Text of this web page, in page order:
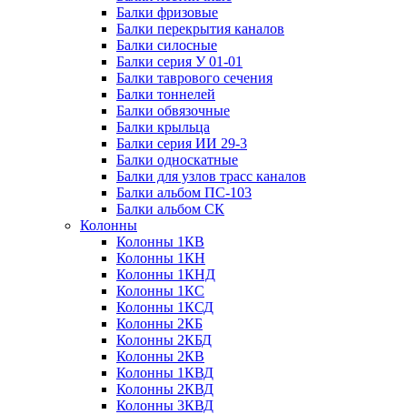
Балки фризовые
Балки перекрытия каналов
Балки силосные
Балки серия У 01-01
Балки таврового сечения
Балки тоннелей
Балки обвязочные
Балки крыльца
Балки серия ИИ 29-3
Балки односкатные
Балки для узлов трасс каналов
Балки альбом ПС-103
Балки альбом СК
Колонны
Колонны 1КВ
Колонны 1КН
Колонны 1КНД
Колонны 1КС
Колонны 1КСД
Колонны 2КБ
Колонны 2КБД
Колонны 2КВ
Колонны 1КВД
Колонны 2КВД
Колонны 3КВД